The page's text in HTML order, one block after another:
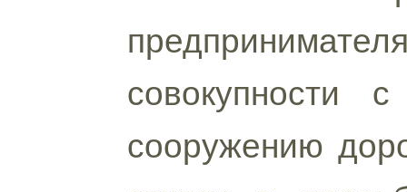
совокупности
сооружению